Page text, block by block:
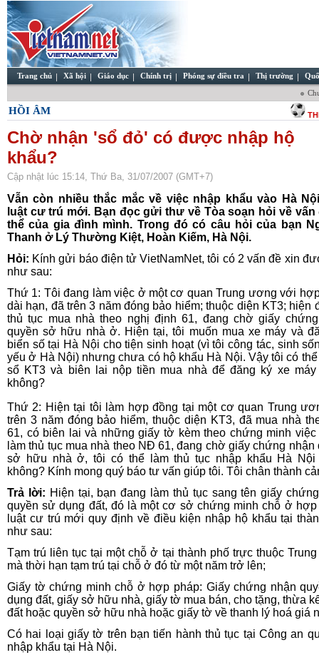
Trang chủ Xã hội Giáo dục Chính trị Phóng sự điều tra Thị trường
HỒI ÂM
Chờ nhận 'sổ đỏ' có được nhập hộ
khẩu?
Cập nhật lúc 15:14, Thứ Ba, 31/07/2007 (GMT+7)
Vẫn còn nhiều thắc mắc về việc nhập khẩu vào Hà
luật cư trú mới. Bạn đọc gửi thư về Tòa soạn hỏi về vấn
thể của gia đình mình. Trong đó có câu hỏi của bạn
Thanh ở Lý Thường Kiệt, Hoàn Kiếm, Hà Nội.
Hỏi: Kính gửi báo điện tử VietNamNet, tôi có 2 vấn đề xin
như sau:
Thứ 1: Tôi đang làm việc ở một cơ quan Trung ương với
dài hạn, đã trên 3 năm đóng bảo hiểm; thuộc diện KT3; hiện
thủ tục mua nhà theo nghị định 61, đang chờ giấy
quyền sở hữu nhà ở. Hiện tại, tôi muốn mua xe máy và
biển số tại Hà Nội cho tiện sinh hoạt (vì tôi công tác, sinh
yếu ở Hà Nội) nhưng chưa có hộ khẩu Hà Nội. Vậy tôi có
sổ KT3 và biên lai nộp tiền mua nhà để đăng ký xe
không?
Thứ 2: Hiện tại tôi làm hợp đồng tại một cơ quan Trung
trên 3 năm đóng bảo hiểm, thuộc diện KT3, đã mua nhà
61, có biên lai và những giấy tờ kèm theo chứng minh việc
làm thủ tục mua nhà theo NĐ 61, đang chờ giấy chứng nhận
sở hữu nhà ở, tôi có thể làm thủ tục nhập khẩu Hà
không? Kính mong quý báo tư vấn giúp tôi. Tôi chân thành
Trả lời: Hiện tại, bạn đang làm thủ tục sang tên giấy
quyền sử dụng đất, đó là một cơ sở chứng minh chỗ ở hợp
luật cư trú mới quy định về điều kiện nhập hộ khẩu tại
như sau:
Tạm trú liên tục tại một chỗ ở tại thành phố trực thuộc
mà thời hạn tạm trú tại chỗ ở đó từ một năm trở lên;
Giấy tờ chứng minh chỗ ở hợp pháp: Giấy chứng nhận
dụng đất, giấy sở hữu nhà, giấy tờ mua bán, cho tặng, thừa
đất hoặc quyền sở hữu nhà hoặc giấy tờ về thanh lý hoá giá
Có hai loại giấy tờ trên bạn tiến hành thủ tục tại Công an
nhập khẩu tại Hà Nội.